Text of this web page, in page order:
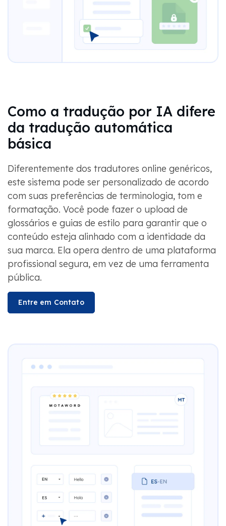
Como a tradução por IA difere
da tradução automática
básica
Diferentemente dos tradutores online genéricos,
este sistema pode ser personalizado de acordo
com suas preferências de terminologia, tom e
formatação. Você pode fazer o upload de
glossários e guias de estilo para garantir que o
conteúdo esteja alinhado com a identidade da
sua marca. Ela opera dentro de uma plataforma
profissional segura, em vez de uma ferramenta
pública.
Entre em Contato